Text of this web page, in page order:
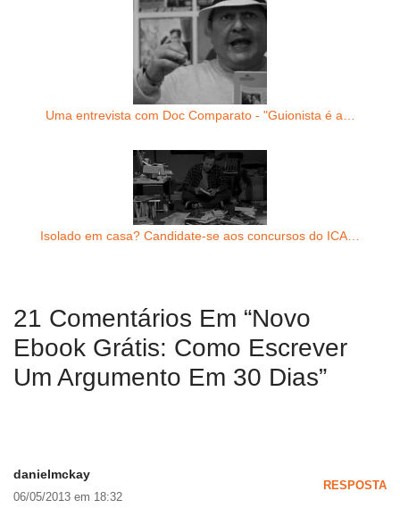
Uma entrevista com Doc Comparato - "Guionista é a…
Isolado em casa? Candidate-se aos concursos do ICA…
21 Comentários Em “Novo
Ebook Grátis: Como Escrever
Um Argumento Em 30 Dias”
danielmckay
06/05/2013 em 18:32
RESPOSTA